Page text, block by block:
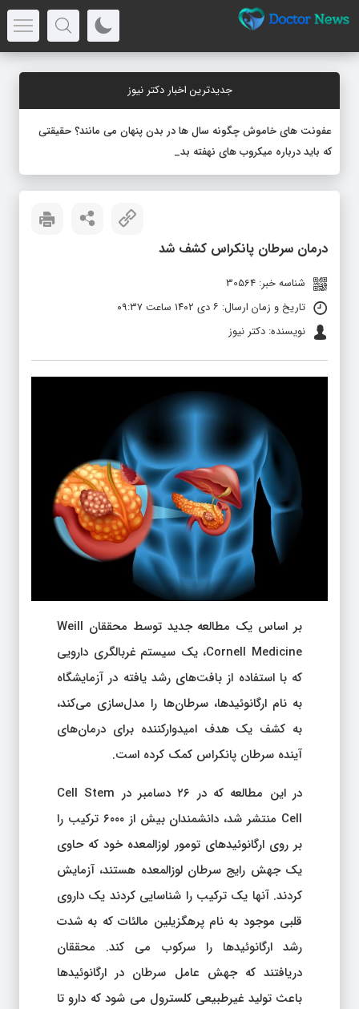
جدیدترین اخبار دکتر نیوز
عفونت های خاموش چگونه سال ها در بدن پنهان می مانند؟ حقیقتی
که باید درباره میکروب های نهفته بدانید
درمان سرطان پانکراس کشف شد
شناسه خبر: 30564
تاریخ و زمان ارسال: ۶ دی ۱۴۰۲ ساعت ۰۹:۳۷
نویسنده: دکتر نیوز
بر اساس یک مطالعه جدید توسط محققان Weill
Cornell Medicine، یک سیستم غربالگری دارویی
که با استفاده از بافت‌های رشد یافته در آزمایشگاه
به نام ارگانوئیدها، سرطان‌ها را مدل‌سازی می‌کند،
به کشف یک هدف امیدوارکننده برای درمان‌های
آینده سرطان پانکراس کمک کرده است.
در این مطالعه که در ۲۶ دسامبر در Cell Stem
Cell منتشر شد، دانشمندان بیش از ۶۰۰۰ ترکیب را
بر روی ارگانوئیدهای تومور لوزالمعده خود که حاوی
یک جهش رایج سرطان لوزالمعده هستند، آزمایش
کردند. آنها یک ترکیب را شناسایی کردند یک داروی
قلبی موجود به نام پرهگزیلین مالئات که به شدت
رشد ارگانوئیدها را سرکوب می کند. محققان
دریافتند که جهش عامل سرطان در ارگانوئیدها
باعث تولید غیرطبیعی کلسترول می شود که دارو تا